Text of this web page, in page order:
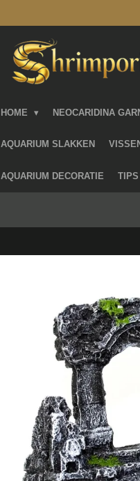
HOME NEOCARIDINA
AQUARIUM SLAKKEN
AQUARIUM DECORATIE TIPS